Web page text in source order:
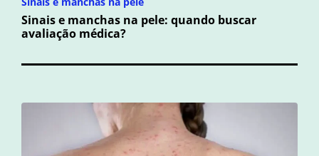
Sinais e manchas na pele: quando buscar
avaliação médica?